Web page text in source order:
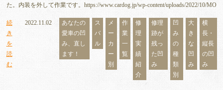
た。内装を外して作業です。https://www.cardog.jp/wp-content/uploads/2022/10/MO
続
き
を
読
む
2022.11.02
あなたの
愛車の凹
み、直し
ます！
ス
バ
ル
メ
ー
カ
ー
別
作
業
一
覧
修
理
実
績
紹
介
修理
跡が
残っ
た凹
み
凹
み
の
種
類
別
大
き
な
凹
み
横
長・
縦長
の凹
み